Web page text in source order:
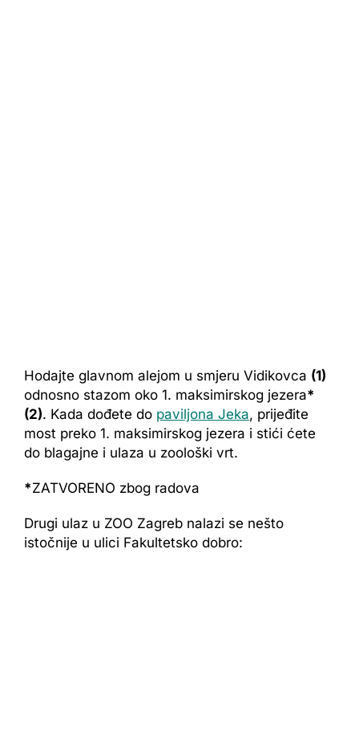
Hodajte glavnom alejom u smjeru Vidikovca (1)
odnosno stazom oko 1. maksimirskog jezera*
(2). Kada dođete do paviljona Jeka, prijeđite
most preko 1. maksimirskog jezera i stići ćete
do blagajne i ulaza u zoološki vrt.
*ZATVORENO zbog radova
Drugi ulaz u ZOO Zagreb nalazi se nešto
istočnije u ulici Fakultetsko dobro: